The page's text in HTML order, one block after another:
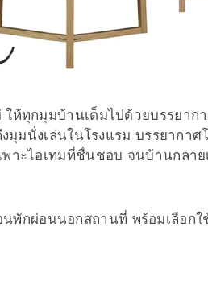
ห้ทุกมุมบ้านเต็มไปด้วยบรรยาก
มุมนั่งเล่นในโรงแรม บรรยากา
าะไอเทมที่ชื่นชอบ จนบ้านกลา
พักผ่อนนอกสถานที่ พร้อมเลือก